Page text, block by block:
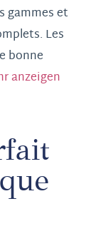
gammes et
Les
bonne
anzeigen